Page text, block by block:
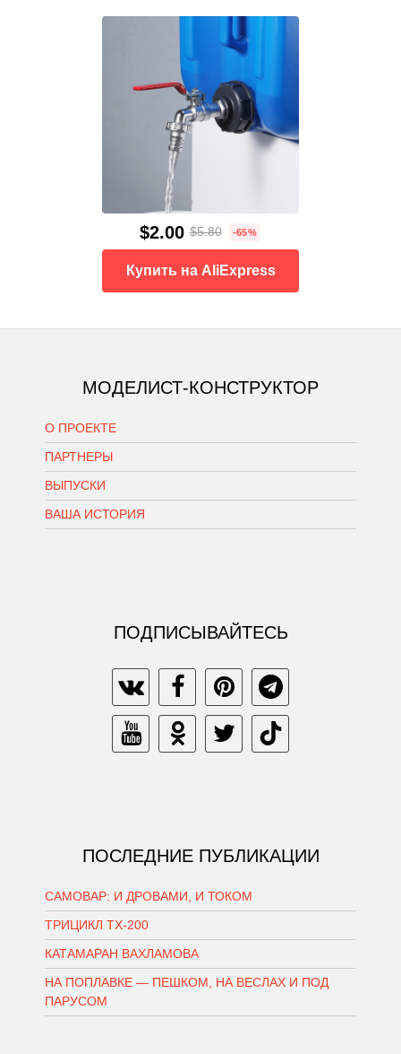
$2.00 $5.80 -65%
Купить на AliExpress
МОДЕЛИСТ-КОНСТРУКТОР
О ПРОЕКТЕ
ПАРТНЕРЫ
ВЫПУСКИ
ВАША ИСТОРИЯ
ПОДПИСЫВАЙТЕСЬ
ПОСЛЕДНИЕ ПУБЛИКАЦИИ
САМОВАР: И ДРОВАМИ, И ТОКОМ
ТРИЦИКЛ ТХ-200
КАТАМАРАН ВАХЛАМОВА
НА ПОПЛАВКЕ — ПЕШКОМ, НА ВЕСЛАХ И ПОД
ПАРУСОМ